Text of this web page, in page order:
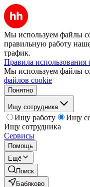
Мы используем файлы
правильную работу
трафик.
Правила использования
Мы используем файлы
файлов cookie
Понятно
Ищу сотрудника
Ищу работу
Ищу
Ищу сотрудника
Сервисы
Помощь
Ещё
Поиск
Бабяково